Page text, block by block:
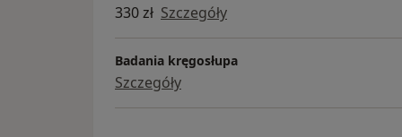
330 zł Szczegóły
Badania kręgosłupa
Szczegóły